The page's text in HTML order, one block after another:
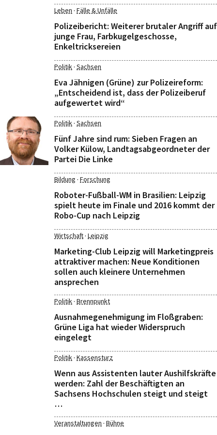
Leben · Fälle & Unfälle
Polizeibericht: Weiterer brutaler Angriff auf
junge Frau, Farbkugelgeschosse,
Enkeltricksereien
Politik· Sachsen
Eva Jähnigen (Grüne) zur Polizeireform:
„Entscheidend ist, dass der Polizeiberuf
aufgewertet wird“
Politik· Sachsen
Fünf Jahre sind rum: Sieben Fragen an
Volker Külow, Landtagsabgeordneter der
Partei Die Linke
Bildung · Forschung
Roboter-Fußball-WM in Brasilien: Leipzig
spielt heute im Finale und 2016 kommt der
Robo-Cup nach Leipzig
Wirtschaft· Leipzig
Marketing-Club Leipzig will Marketingpreis
attraktiver machen: Neue Konditionen
sollen auch kleinere Unternehmen
ansprechen
Politik· Brennpunkt
Ausnahmegenehmigung im Floßgraben:
Grüne Liga hat wieder Widerspruch
eingelegt
Politik· Kassensturz
Wenn aus Assistenten lauter Aushilfskräfte
werden: Zahl der Beschäftigten an
Sachsens Hochschulen steigt und steigt
…
Veranstaltungen · Bühne